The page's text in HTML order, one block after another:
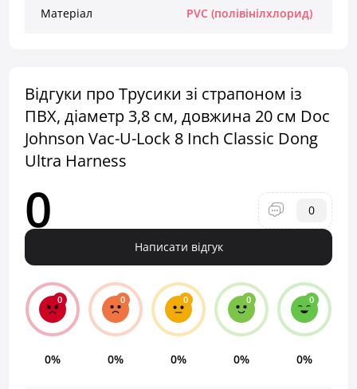
Матеріал PVC (полівінілхлорид)
Відгуки про Трусики зі страпоном із
ПВХ, діаметр 3,8 см, довжина 20 см Doc
Johnson Vac-U-Lock 8 Inch Classic Dong
Ultra Harness
0 0
Написати відгук
0
0%
0
0%
0
0%
0
0%
0
0%